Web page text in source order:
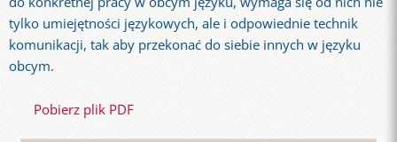
tylko umiejętności językowych, ale i odpowiednie technik
komunikacji, tak aby przekonać do siebie innych w języku
obcym.
Pobierz plik PDF